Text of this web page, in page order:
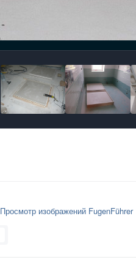
Просмотр изображений FugenFührer